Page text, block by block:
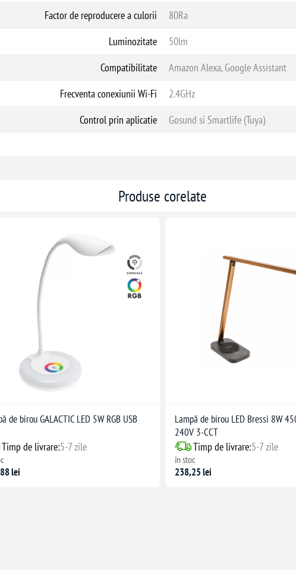
Factor de reproducere a culorii
80Ra
Luminozitate
50lm
Compatibilitate
Amazon Alexa, Google Assistant
Frecventa conexiunii Wi-Fi
2.4GHz
Control prin aplicatie
Gosund si Smartlife (Tuya)
Produse corelate
de birou GALACTIC LED 5W RGB USB
Timp de livrare:5-7 zile
lei
Lampă de birou LED Bressi 8W
240V 3-CCT
Timp de livrare:5-7 zile
în stoc
238,25 lei